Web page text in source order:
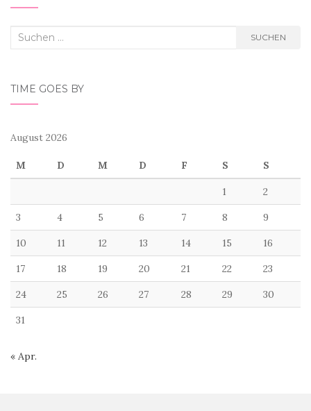
Suchen
SUCHEN
TIME GOES BY
August 2026
M D M D F S S
1 2
3 4 5 6 7 8 9
10 11 12 13 14 15 16
17 18 19 20 21 22 23
24 25 26 27 28 29 30
31
« Apr.